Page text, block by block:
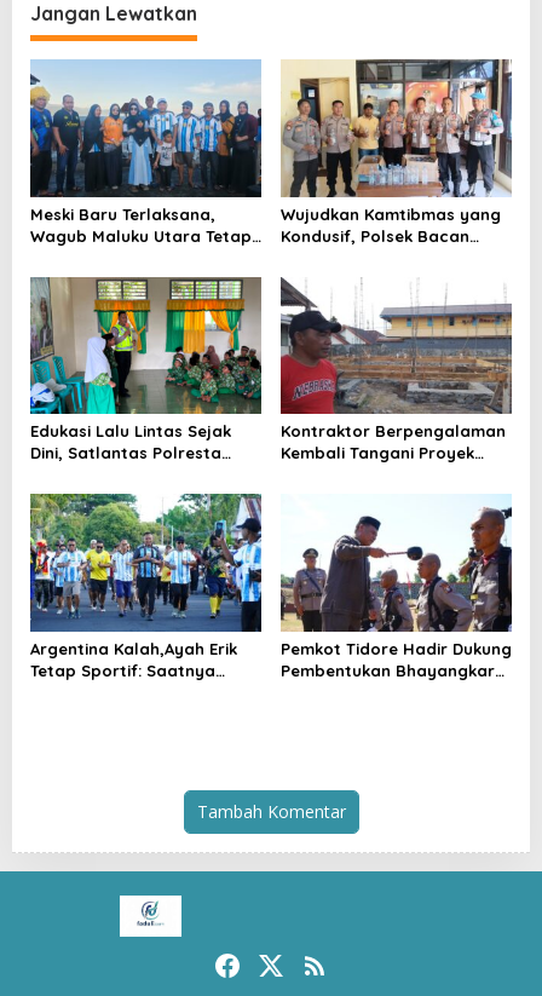
s
i
p
o
s
Jangan Lewatkan
Meski Baru Terlaksana,
Wagub Maluku Utara Tetap
Pantai Tugulufa
Wujudkan Kamtibmas yang
Kondusif, Polsek Bacan
Peredaran Miras Cap Tikus
Edukasi Lalu Lintas Sejak
Dini, Satlantas Polresta
School_ di MIN 1 Kota
Tidore Kepulauan
Kontraktor Berpengalaman
Kembali Tangani Proyek
Mess Senilai Rp4,76 Miliar
Resmi Dimulai
Argentina Kalah,Ayah Erik
Tetap Sportif: Saatnya
Pemkot Tidore Hadir Dukung
Pembentukan Bhayangkara
Tambah Komentar